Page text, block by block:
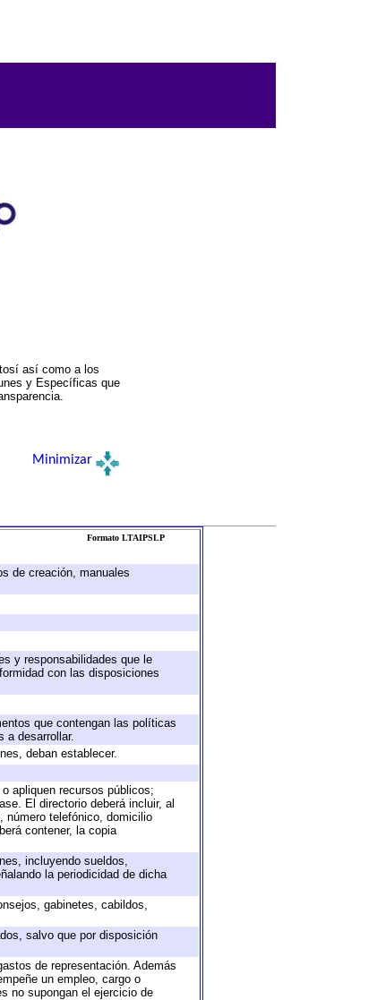
así como a los
y Específicas que
Minimizar
Formato LTAIPSLP
de creación, manuales
y responsabilidades que le
con las disposiciones
que contengan las políticas
a desarrollar.
deban establecer.
apliquen recursos públicos;
El directorio deberá incluir, al
número telefónico, domicilio
contener, la copia
incluyendo sueldos,
la periodicidad de dicha
gabinetes, cabildos,
salvo que por disposición
de representación. Además
un empleo, cargo o
no supongan el ejercicio de